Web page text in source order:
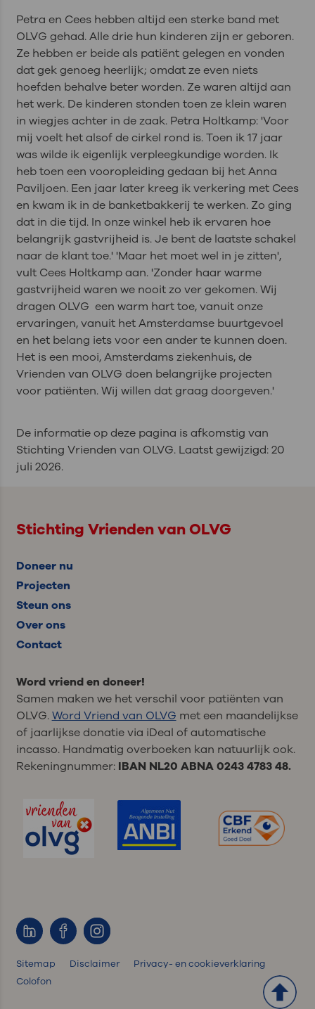
Petra en Cees hebben altijd een sterke band met
OLVG gehad. Alle drie hun kinderen zijn er geboren.
Ze hebben er beide als patiënt gelegen en vonden
dat gek genoeg heerlijk; omdat ze even niets
hoefden behalve beter worden. Ze waren altijd aan
het werk. De kinderen stonden toen ze klein waren
in wiegjes achter in de zaak. Petra Holtkamp: 'Voor
mij voelt het alsof de cirkel rond is. Toen ik 17 jaar
was wilde ik eigenlijk verpleegkundige worden. Ik
heb toen een vooropleiding gedaan bij het Anna
Paviljoen. Een jaar later kreeg ik verkering met Cees
en kwam ik in de banketbakkerij te werken. Zo ging
dat in die tijd. In onze winkel heb ik ervaren hoe
belangrijk gastvrijheid is. Je bent de laatste schakel
naar de klant toe.' 'Maar het moet wel in je zitten',
vult Cees Holtkamp aan. 'Zonder haar warme
gastvrijheid waren we nooit zo ver gekomen. Wij
dragen OLVG een warm hart toe, vanuit onze
ervaringen, vanuit het Amsterdamse buurtgevoel
en het belang iets voor een ander te kunnen doen.
Het is een mooi, Amsterdams ziekenhuis, de
Vrienden van OLVG doen belangrijke projecten
voor patiënten. Wij willen dat graag doorgeven.'
De informatie op deze pagina is afkomstig van
Stichting Vrienden van OLVG. Laatst gewijzigd: 20
juli 2026.
Stichting Vrienden van OLVG
Doneer nu
Projecten
Steun ons
Over ons
Contact
Word vriend en doneer!
Samen maken we het verschil voor patiënten van
OLVG.Word Vriend van OLVG met een maandelijkse
of jaarlijkse donatie via iDeal of automatische
incasso. Handmatig overboeken kan natuurlijk ook.
Rekeningnummer: IBAN NL20 ABNA 0243 4783 48.
Sitemap Disclaimer
Privacy- en cookieverklaring
Colofon